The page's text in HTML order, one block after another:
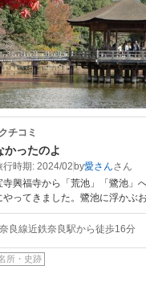
チコミ
かったのよ
行時期: 2024/02 by愛さん
興福寺から「荒池」「鷺池」
やってきました。鷺池に浮かぶ
良線近鉄奈良駅から徒歩16分
所・史跡